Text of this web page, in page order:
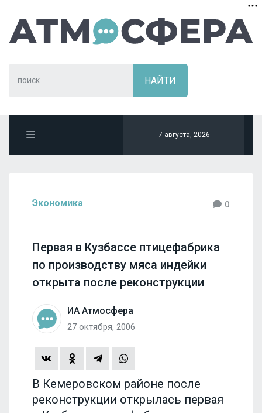
7 августа, 2026
Экономика 0
Первая в Кузбассе птицефабрика
по производству мяса индейки
открыта после реконструкции
ИА Атмосфера
27 октября, 2006
В Кемеровском районе после
реконструкции открылась первая